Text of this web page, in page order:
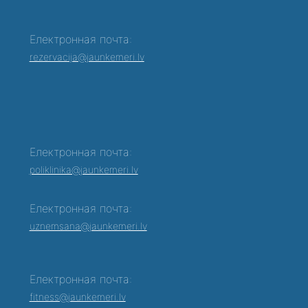
Електронная почта:
rezervacija@jaunkemeri.lv
Електронная почта:
poliklinika@jaunkemeri.lv
Електронная почта:
uznemsana@jaunkemeri.lv
Електронная почта:
fitness@jaunkemeri.lv